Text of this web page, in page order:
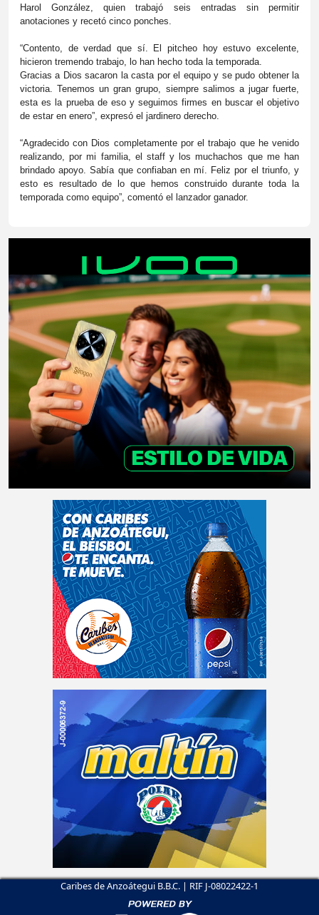
Harol González, quien trabajó seis entradas sin permitir
anotaciones y recetó cinco ponches.
“Contento, de verdad que sí. El pitcheo hoy estuvo excelente,
hicieron tremendo trabajo, lo han hecho toda la temporada.
Gracias a Dios sacaron la casta por el equipo y se pudo obtener la
victoria. Tenemos un gran grupo, siempre salimos a jugar fuerte,
esta es la prueba de eso y seguimos firmes en buscar el objetivo
de estar en enero”, expresó el jardinero derecho.
“Agradecido con Dios completamente por el trabajo que he venido
realizando, por mi familia, el staff y los muchachos que me han
brindado apoyo. Sabía que confiaban en mí. Feliz por el triunfo, y
esto es resultado de lo que hemos construido durante toda la
temporada como equipo”, comentó el lanzador ganador.
Caribes de Anzoátegui B.B.C. | RIF J-08022422-1